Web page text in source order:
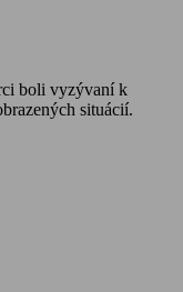
boli vyzývaní k
situácií.